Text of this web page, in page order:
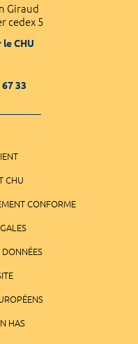
Giraud
cedex 5
CHU
33
CHU
CONFORME
DONNÉES
HAS